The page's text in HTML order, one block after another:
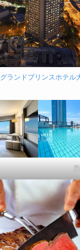
グランドプリンスホテル